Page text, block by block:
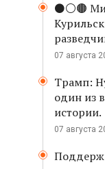
⚫️⚪️🟤
07 августа
Трамп:
один из
истории.
07 августа